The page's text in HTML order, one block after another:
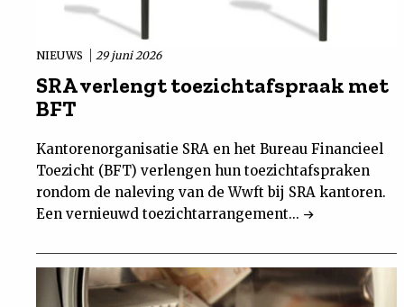
NIEUWS 29 juni 2026
SRA verlengt toezichtafspraak met
BFT
Kantorenorganisatie SRA en het Bureau Financieel
Toezicht (BFT) verlengen hun toezichtafspraken
rondom de naleving van de Wwft bij SRA kantoren.
Een vernieuwd toezichtarrangement...